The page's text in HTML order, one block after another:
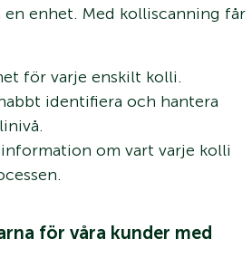
en enhet. Med kolliscanning får
för varje enskilt kolli.
identifiera och hantera
om vart varje kolli
för våra kunder med